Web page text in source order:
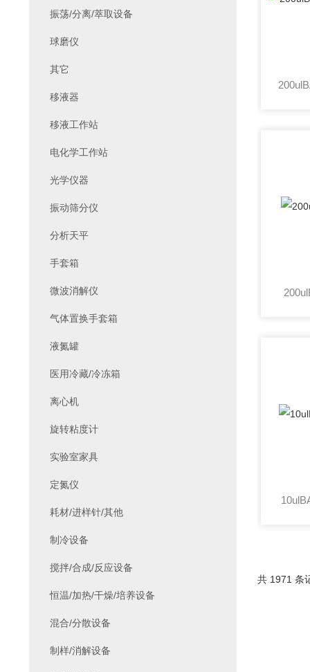
共 1971 条
振荡/分离/萃取设备
球磨仪
其它
移液器
移液工作站
电化学工作站
光学仪器
振动筛分仪
分析天平
手套箱
微波消解仪
气体置换手套箱
液氮罐
医用冷藏/冷冻箱
离心机
旋转粘度计
实验室家具
定氮仪
耗材/进样针/其他
制冷设备
搅拌/合成/反应设备
恒温/加热/干燥/培养设备
混合/分散设备
制样/消解设备